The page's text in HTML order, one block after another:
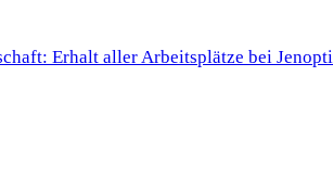
Erhalt aller Arbeitsplätze bei